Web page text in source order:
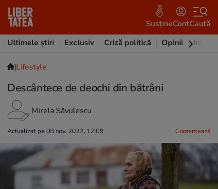
SusțineContCaută
Ultimele știri
Exclusiv Criză politică Opinii
|Lifestyle
Descântece de deochi din bătrâni
Mirela Săvulescu
Actualizat pe 08 nov. 2022, 12:09 Comentează